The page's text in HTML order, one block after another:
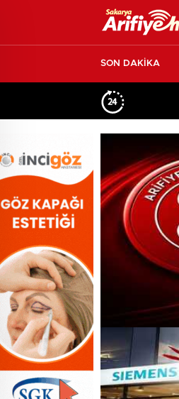
SON DAKİKA